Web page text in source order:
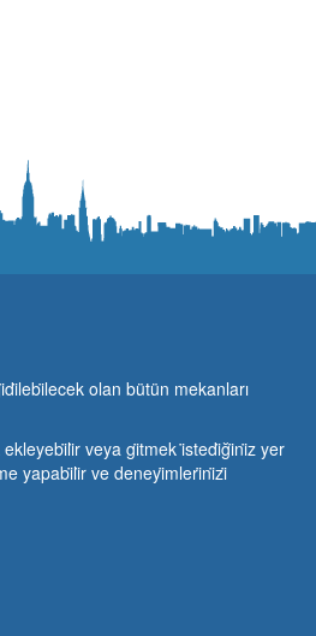
olan bütün mekanları
ekleyebi̇li̇r veya gi̇tmek i̇stedi̇ği̇ni̇z yer
yapabi̇li̇r ve deneyi̇mleri̇ni̇zi̇